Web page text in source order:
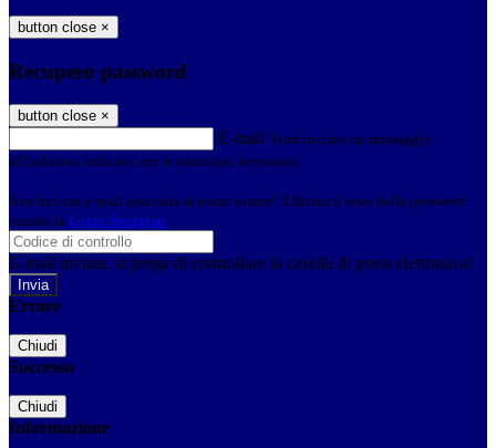
button close ×
Recupero password
button close ×
E-mail Verrà inviato un messaggio
all'indirizzo indicato con le istruzioni necessarie.
Non hai una e-mail associata al nome utente? Effettua il reset della password
tramite la Login Spaggiari
E-mail inviata, si prega di controllare la casella di posta elettronica!
Errore
Chiudi
Successo
Chiudi
Informazione